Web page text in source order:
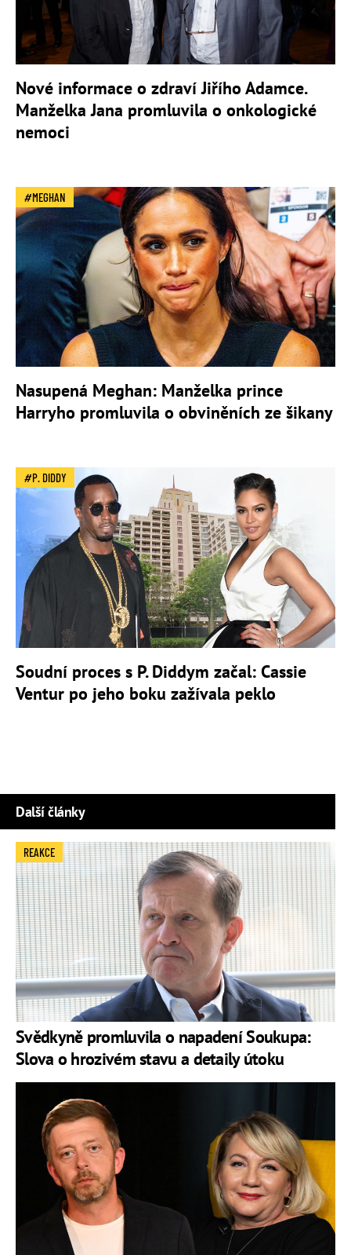
Nové informace o zdraví Jiřího Adamce.
Manželka Jana promluvila o onkologické
nemoci
MEGHAN
Nasupená Meghan: Manželka prince
Harryho promluvila o obviněních ze šikany
P. DIDDY
Soudní proces s P. Diddym začal: Cassie
Ventur po jeho boku zažívala peklo
Další články
Svědkyně promluvila o napadení Soukupa:
Slova o hrozivém stavu a detaily útoku
REAKCE